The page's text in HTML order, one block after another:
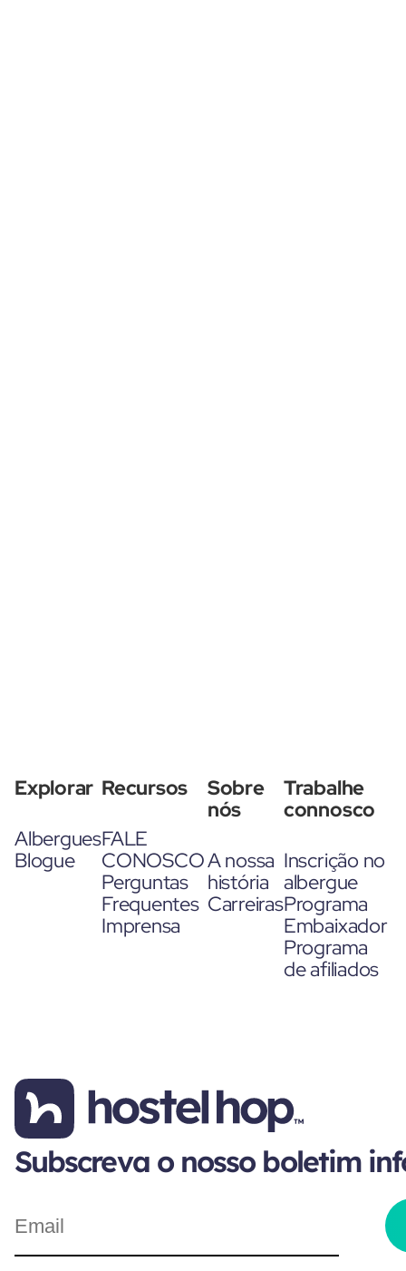
Explorar
Albergues
Blogue
Recursos
FALE
CONOSCO
Perguntas
Frequentes
Imprensa
Sobre
nós
A nossa
história
Carreiras
Trabalhe
connosco
Inscrição no
albergue
Programa
Embaixador
Programa
de afiliados
Subscreva o nosso boletim